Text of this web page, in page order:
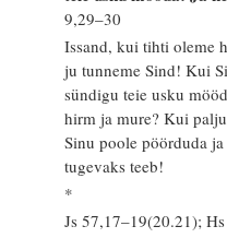
9,29–30
Issand, kui tihti oleme
ju tunneme Sind! Kui
sündigu teie usku
hirm ja mure? Kui
Sinu poole pöörduda
tugevaks teeb!
*
Js 57,17–19(20.21);